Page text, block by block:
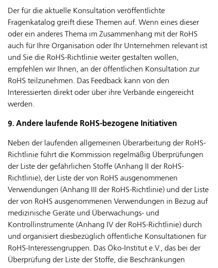
Der für die aktuelle Konsultation veröffentlichte
Fragenkatalog greift diese Themen auf. Wenn eines dieser
oder ein anderes Thema im Zusammenhang mit der RoHS
auch für Ihre Organisation oder Ihr Unternehmen relevant ist
und Sie die RoHS-Richtlinie weiter gestalten wollen,
empfehlen wir Ihnen, an der öffentlichen Konsultation zur
RoHS teilzunehmen. Das Feedback kann von den
Interessierten direkt oder über ihre Verbände eingereicht
werden.
9. Andere laufende RoHS-bezogene Initiativen
Neben der laufenden allgemeinen Überarbeitung der RoHS-
Richtlinie führt die Kommission regelmäßig Überprüfungen
der Liste der gefährlichen Stoffe (Anhang II der RoHS-
Richtlinie), der Liste der von RoHS ausgenommenen
Verwendungen (Anhang III der RoHS-Richtlinie) und der Liste
der von RoHS ausgenommenen Verwendungen in Bezug auf
medizinische Geräte und Überwachungs- und
Kontrollinstrumente (Anhang IV der RoHS-Richtlinie) durch
und organisiert diesbezüglich öffentliche Konsultationen für
RoHS-Interessengruppen. Das Öko-Institut e.V., das bei der
Überprüfung der Liste der Stoffe, die Beschränkungen